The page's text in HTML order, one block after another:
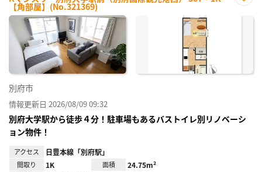
【角部屋】(No.321369)
に入
別府市
情報更新日 2026/08/09 09:32
別府大学駅から徒歩４分！駐車場もあるバストイレ別リノベーシ
ョン物件！
アクセス 日豊本線「別府駅」
間取り 1K 面積 24.75m²